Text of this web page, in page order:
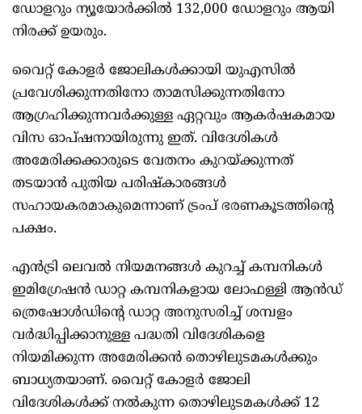
ഡോളറും ന്യൂയോർക്കിൽ 132,000 ഡോളറും ആയി
നിരക്ക് ഉയരും.
വൈറ്റ് കോളർ ജോലികൾക്കായി യുഎസിൽ
പ്രവേശിക്കുന്നതിനോ താമസിക്കുന്നതിനോ
ആഗ്രഹിക്കുന്നവർക്കുള്ള ഏറ്റവും ആകർഷകമായ
വിസ ഓപ്ഷനായിരുന്നു ഇത്. വിദേശികൾ
അമേരിക്കക്കാരുടെ വേതനം കുറയ്ക്കുന്നത്
തടയാൻ പുതിയ പരിഷ്കാരങ്ങൾ
സഹായകരമാകുമെന്നാണ് ട്രംപ് ഭരണകൂടത്തിൻ്റെ
പക്ഷം.
എൻട്രി ലെവൽ നിയമനങ്ങൾ കുറച്ച് കമ്പനികൾ
ഇമിഗ്രേഷൻ ഡാറ്റ കമ്പനികളായ ലോഫള്ളി ആൻഡ്
ത്രെഷോൾഡിന്റെ ഡാറ്റ അനുസരിച്ച് ശമ്പളം
വർദ്ധിപ്പിക്കാനുള്ള പദ്ധതി വിദേശികളെ
നിയമിക്കുന്ന അമേരിക്കൻ തൊഴിലുടമകൾക്കും
ബാധ്യതയാണ്. വൈറ്റ് കോളർ ജോലി
വിദേശികൾക്ക് നൽകുന്ന തൊഴിലുടമകൾക്ക് 12